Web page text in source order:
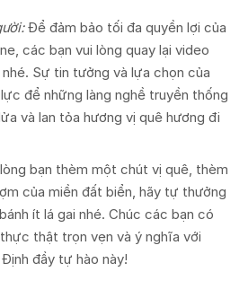
Để đảm bảo tối đa quyền lợi của
các bạn vui lòng quay lại video
Sự tin tưởng và lựa chọn của
để những làng nghề truyền thống
và lan tỏa hương vị quê hương đi
bạn thèm một chút vị quê, thèm
của miền đất biển, hãy tự thưởng
ít lá gai nhé. Chúc các bạn có
thật trọn vẹn và ý nghĩa với
đầy tự hào này!